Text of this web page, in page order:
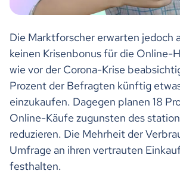
Die Marktforscher erwarten jedoch
keinen Krisenbonus für die Online-
wie vor der Corona-Krise
Prozent der Befragten künftig
einzukaufen. Dagegen planen 18
Online-Käufe zugunsten des
reduzieren. Die Mehrheit der
Umfrage an ihren vertrauten
festhalten.